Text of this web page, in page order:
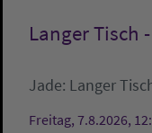
Langer Tisch
Jade: Langer
Freitag, 7.8.2026,